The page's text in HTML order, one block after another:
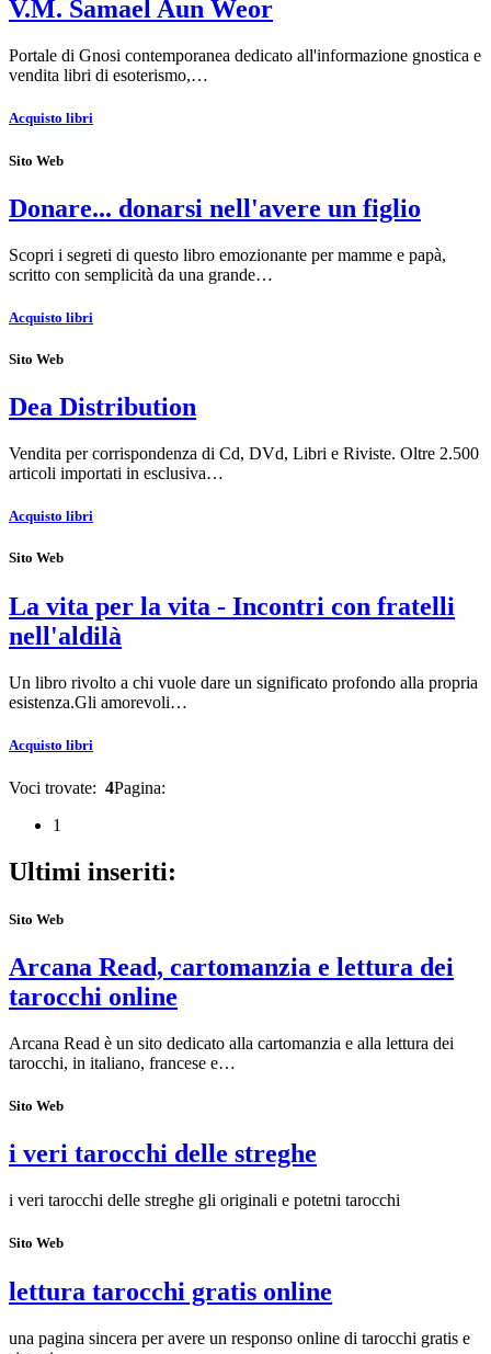
V.M. Samael Aun Weor
Portale di Gnosi contemporanea dedicato all'informazione gnostica e
vendita libri di esoterismo,…
Acquisto libri
Sito Web
Donare... donarsi nell'avere un figlio
Scopri i segreti di questo libro emozionante per mamme e papà,
scritto con semplicità da una grande…
Acquisto libri
Sito Web
Dea Distribution
Vendita per corrispondenza di Cd, DVd, Libri e Riviste. Oltre 2.500
articoli importati in esclusiva…
Acquisto libri
Sito Web
La vita per la vita - Incontri con fratelli
nell'aldilà
Un libro rivolto a chi vuole dare un significato profondo alla propria
esistenza.Gli amorevoli…
Acquisto libri
Voci trovate: 4Pagina:
1
Ultimi inseriti:
Sito Web
Arcana Read, cartomanzia e lettura dei
tarocchi online
Arcana Read è un sito dedicato alla cartomanzia e alla lettura dei
tarocchi, in italiano, francese e…
Sito Web
i veri tarocchi delle streghe
i veri tarocchi delle streghe gli originali e potetni tarocchi
Sito Web
lettura tarocchi gratis online
una pagina sincera per avere un responso online di tarocchi gratis e